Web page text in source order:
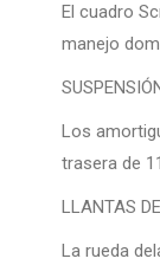
El cuadro
manejo
Los
trasera de
LLANTAS
La rueda